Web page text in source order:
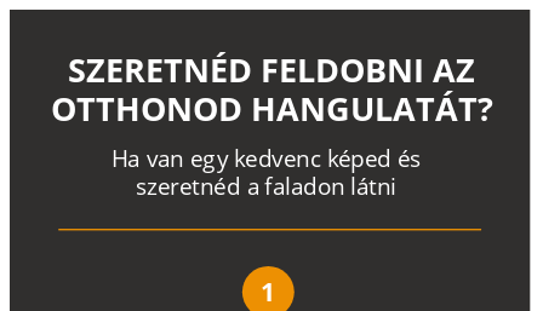
Ha van egy kedvenc képed és
szeretnéd a faladon látni
SZERETNÉD FELDOBNI AZ
OTTHONOD HANGULATÁT?
1